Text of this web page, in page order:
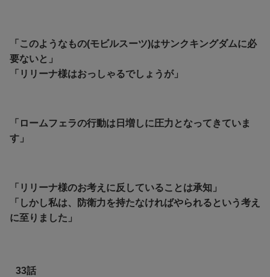
「このようなもの(モビルスーツ)はサンクキングダムに必
要ないと」
「リリーナ様はおっしゃるでしょうが」
「ロームフェラの行動は日増しに圧力となってきていま
す」
「リリーナ様のお考えに反していることは承知」
「しかし私は、防衛力を持たなければやられるという考え
に至りました」
33話